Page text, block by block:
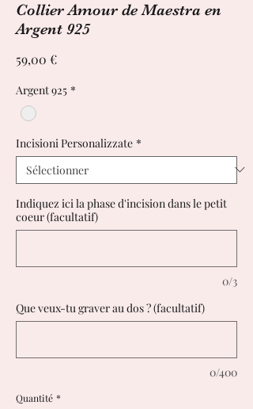
Collier Amour de Maestra en
Argent 925
59,00 €Prix
Argent 925 *
Incisioni Personalizzate *
Indiquez ici la phase d'incision dans le petit
coeur (facultatif)
0/3
Que veux-tu graver au dos ? (facultatif)
0/400
Quantité *